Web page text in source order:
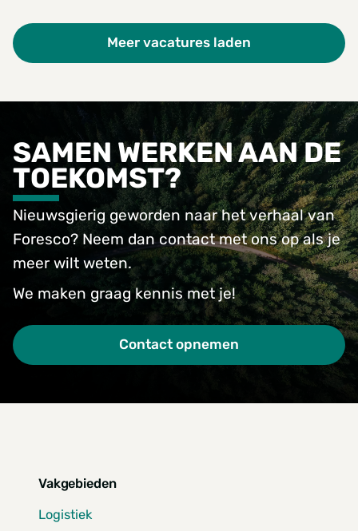
Meer vacatures laden
SAMEN WERKEN AAN DE
TOEKOMST?
Nieuwsgierig geworden naar het verhaal van
Foresco? Neem dan contact met ons op als je
meer wilt weten.
We maken graag kennis met je!
Contact opnemen
Vakgebieden
Logistiek